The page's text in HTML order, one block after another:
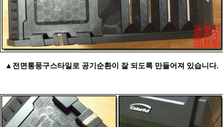
▲전면통풍구스타일로 공기순환이 잘 되도록 만들어져 있습니다.